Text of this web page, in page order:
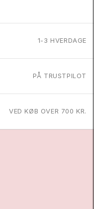
1-3 HVERDAGE
PÅ TRUSTPILOT
VED KØB OVER 700 KR.